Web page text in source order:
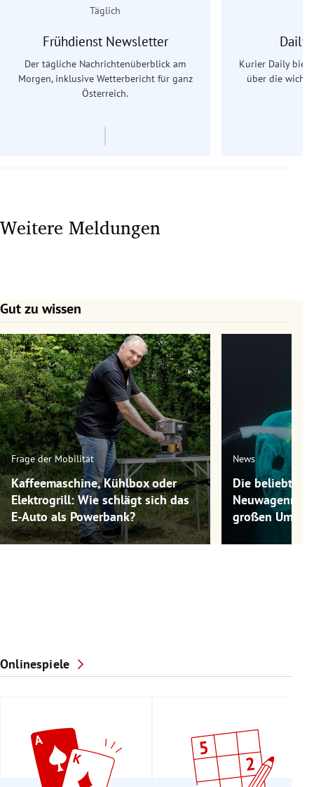
Täglich
Frühdienst Newsletter
Der tägliche Nachrichtenüberblick am
Morgen, inklusive Wetterbericht für ganz
Österreich.
Daily
Kurier Daily
über die
Weitere Meldungen
Gut zu wissen
Slide 1 von 7
Frage der Mobilität
Kaffeemaschine, Kühlbox oder
Elektrogrill: Wie schlägt sich das
E-Auto als Powerbank?
News
Die
großen
Onlinespiele